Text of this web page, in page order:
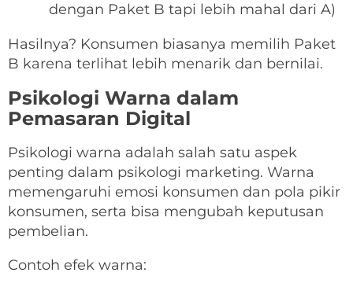
dengan Paket B tapi lebih mahal dari A)
Hasilnya? Konsumen biasanya memilih Paket
B karena terlihat lebih menarik dan bernilai.
Psikologi Warna dalam
Pemasaran Digital
Psikologi warna adalah salah satu aspek
penting dalam psikologi marketing. Warna
memengaruhi emosi konsumen dan pola pikir
konsumen, serta bisa mengubah keputusan
pembelian.
Contoh efek warna: